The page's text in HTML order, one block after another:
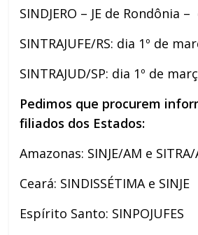
SINDJERO – JE de Rondônia
SINTRAJUFE/RS: dia 1º de
SINTRAJUD/SP: dia 1º de
Pedimos que procurem
filiados dos Estados:
Amazonas: SINJE/AM e
Ceará: SINDISSÉTIMA e SINJE
Espírito Santo: SINPOJUFES